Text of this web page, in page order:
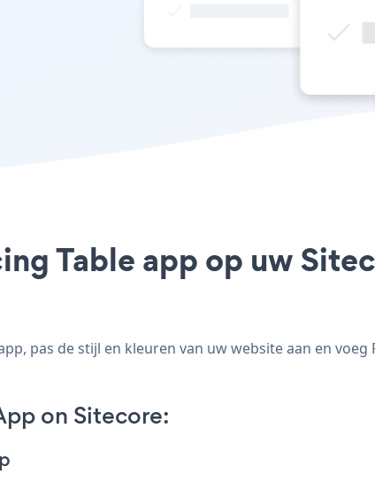
Table app op uw
pas de stijl en kleuren van uw website aan en
on Sitecore: